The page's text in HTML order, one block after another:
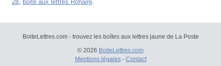
28 boite aux lettres Rohaire
BoiteLettres.com - trouvez les boîtes aux lettres jaune de La Poste
© 2026 BoiteLettres.com
Mentions légales- Contact